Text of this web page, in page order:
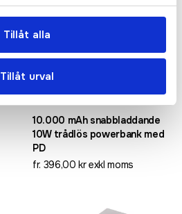
Tillåt alla
Tillåt urval
10.000 mAh snabbladdande
10W trådlös powerbank med
PD
fr. 396,00 kr exkl moms